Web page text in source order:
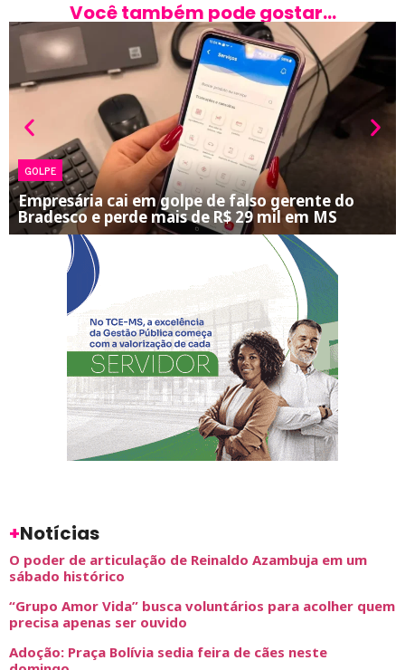
Você também pode gostar...
GOLPE
Empresária cai em golpe de falso gerente do
Bradesco e perde mais de R$ 29 mil em MS
+Notícias
O poder de articulação de Reinaldo Azambuja em um
sábado histórico
“Grupo Amor Vida” busca voluntários para acolher quem
precisa apenas ser ouvido
Adoção: Praça Bolívia sedia feira de cães neste